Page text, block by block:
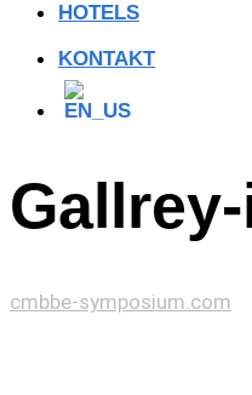
HOTELS
KONTAKT
cmbbe-symposium.com